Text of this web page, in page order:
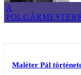
A
Maléter Pál